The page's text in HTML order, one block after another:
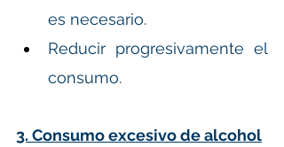
es necesario.
Reducir progresivamente el
consumo.
3. Consumo excesivo de alcohol